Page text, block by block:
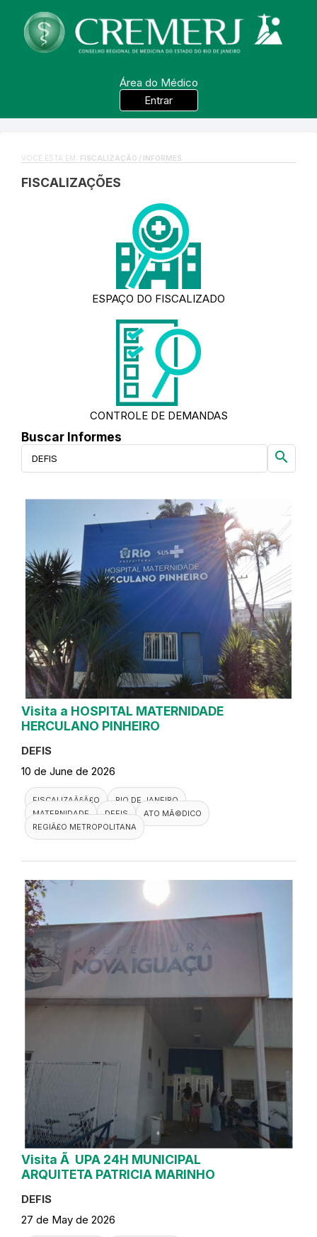
Área do Médico
Entrar
VOCÊ ESTÁ EM: FISCALIZAÇÃO / INFORMES
FISCALIZAÇÕES
ESPAÇO DO FISCALIZADO
CONTROLE DE DEMANDAS
Buscar Informes
search
Visita a HOSPITAL MATERNIDADE
HERCULANO PINHEIRO
DEFIS
10 de June de 2026
FISCALIZAÃ§Ã£O
RIO DE JANEIRO
MATERNIDADE
DEFIS
ATO MÃ©DICO
REGIÃ£O METROPOLITANA
Visita Ã UPA 24H MUNICIPAL
ARQUITETA PATRICIA MARINHO
DEFIS
27 de May de 2026